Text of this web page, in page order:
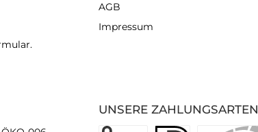
.
UNSERE ZAHLUNGSARTEN
AGB
Impressum